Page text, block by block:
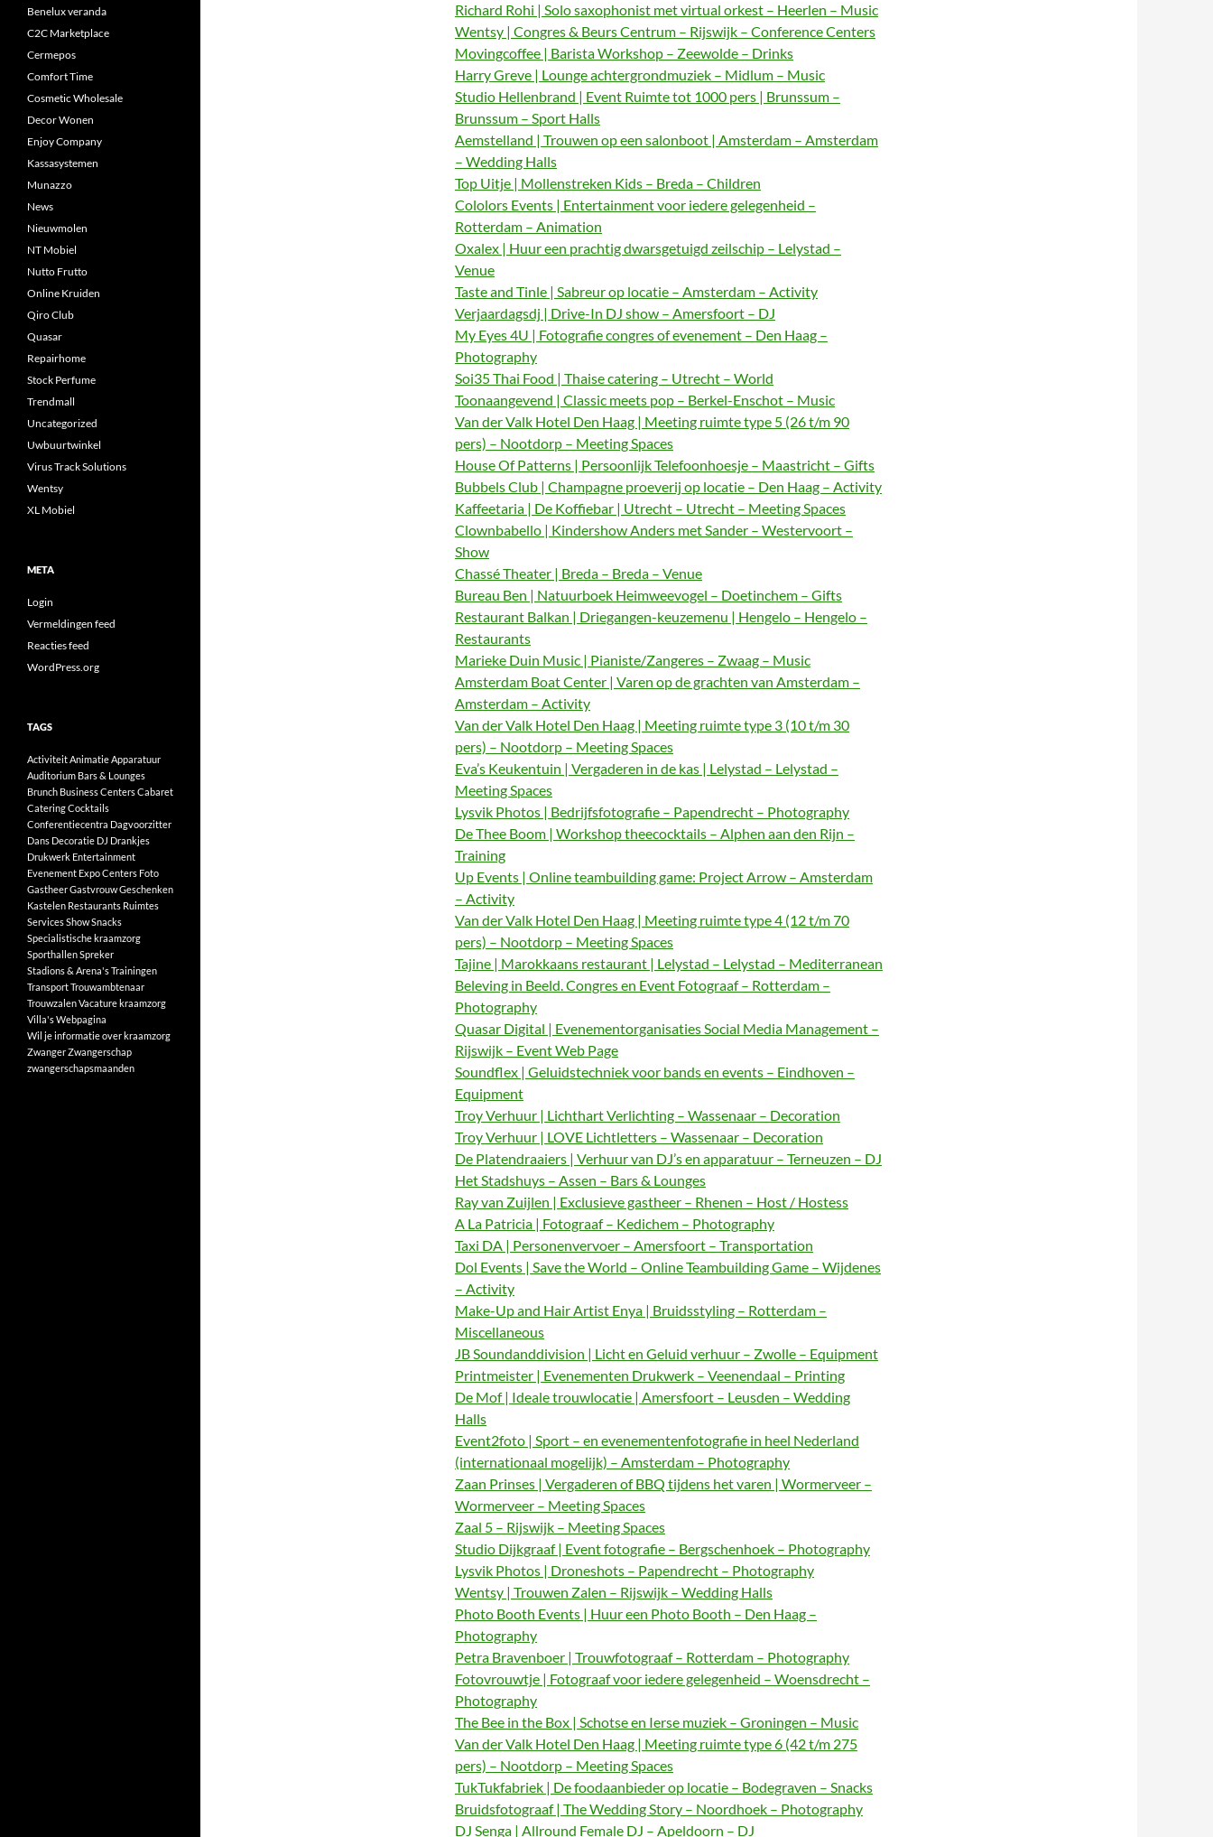
Richard Rohi | Solo saxophonist met virtual orkest – Heerlen – Music
Wentsy | Congres & Beurs Centrum – Rijswijk – Conference Centers
Movingcoffee | Barista Workshop – Zeewolde – Drinks
Harry Greve | Lounge achtergrondmuziek – Midlum – Music
Studio Hellenbrand | Event Ruimte tot 1000 pers | Brunssum –
Brunssum – Sport Halls
Aemstelland | Trouwen op een salonboot | Amsterdam – Amsterdam
– Wedding Halls
Top Uitje | Mollenstreken Kids – Breda – Children
Cololors Events | Entertainment voor iedere gelegenheid –
Rotterdam – Animation
Oxalex | Huur een prachtig dwarsgetuigd zeilschip – Lelystad –
Venue
Taste and Tinle | Sabreur op locatie – Amsterdam – Activity
Verjaardagsdj | Drive-In DJ show – Amersfoort – DJ
My Eyes 4U | Fotografie congres of evenement – Den Haag –
Photography
Soi35 Thai Food | Thaise catering – Utrecht – World
Toonaangevend | Classic meets pop – Berkel-Enschot – Music
Van der Valk Hotel Den Haag | Meeting ruimte type 5 (26 t/m 90
pers) – Nootdorp – Meeting Spaces
House Of Patterns | Persoonlijk Telefoonhoesje – Maastricht – Gifts
Bubbels Club | Champagne proeverij op locatie – Den Haag – Activity
Kaffeetaria | De Koffiebar | Utrecht – Utrecht – Meeting Spaces
Clownbabello | Kindershow Anders met Sander – Westervoort –
Show
Chassé Theater | Breda – Breda – Venue
Bureau Ben | Natuurboek Heimweevogel – Doetinchem – Gifts
Restaurant Balkan | Driegangen-keuzemenu | Hengelo – Hengelo –
Restaurants
Marieke Duin Music | Pianiste/Zangeres – Zwaag – Music
Amsterdam Boat Center | Varen op de grachten van Amsterdam –
Amsterdam – Activity
Van der Valk Hotel Den Haag | Meeting ruimte type 3 (10 t/m 30
pers) – Nootdorp – Meeting Spaces
Eva’s Keukentuin | Vergaderen in de kas | Lelystad – Lelystad –
Meeting Spaces
Lysvik Photos | Bedrijfsfotografie – Papendrecht – Photography
De Thee Boom | Workshop theecocktails – Alphen aan den Rijn –
Training
Up Events | Online teambuilding game: Project Arrow – Amsterdam
– Activity
Van der Valk Hotel Den Haag | Meeting ruimte type 4 (12 t/m 70
pers) – Nootdorp – Meeting Spaces
Tajine | Marokkaans restaurant | Lelystad – Lelystad – Mediterranean
Beleving in Beeld. Congres en Event Fotograaf – Rotterdam –
Photography
Quasar Digital | Evenementorganisaties Social Media Management –
Rijswijk – Event Web Page
Soundflex | Geluidstechniek voor bands en events – Eindhoven –
Equipment
Troy Verhuur | Lichthart Verlichting – Wassenaar – Decoration
Troy Verhuur | LOVE Lichtletters – Wassenaar – Decoration
De Platendraaiers | Verhuur van DJ’s en apparatuur – Terneuzen – DJ
Het Stadshuys – Assen – Bars & Lounges
Ray van Zuijlen | Exclusieve gastheer – Rhenen – Host / Hostess
A La Patricia | Fotograaf – Kedichem – Photography
Taxi DA | Personenvervoer – Amersfoort – Transportation
Dol Events | Save the World – Online Teambuilding Game – Wijdenes
– Activity
Make-Up and Hair Artist Enya | Bruidsstyling – Rotterdam –
Miscellaneous
JB Soundanddivision | Licht en Geluid verhuur – Zwolle – Equipment
Printmeister | Evenementen Drukwerk – Veenendaal – Printing
De Mof | Ideale trouwlocatie | Amersfoort – Leusden – Wedding
Halls
Event2foto | Sport – en evenementenfotografie in heel Nederland
(internationaal mogelijk) – Amsterdam – Photography
Zaan Prinses | Vergaderen of BBQ tijdens het varen | Wormerveer –
Wormerveer – Meeting Spaces
Zaal 5 – Rijswijk – Meeting Spaces
Studio Dijkgraaf | Event fotografie – Bergschenhoek – Photography
Lysvik Photos | Droneshots – Papendrecht – Photography
Wentsy | Trouwen Zalen – Rijswijk – Wedding Halls
Photo Booth Events | Huur een Photo Booth – Den Haag –
Photography
Petra Bravenboer | Trouwfotograaf – Rotterdam – Photography
Fotovrouwtje | Fotograaf voor iedere gelegenheid – Woensdrecht –
Photography
The Bee in the Box | Schotse en Ierse muziek – Groningen – Music
Van der Valk Hotel Den Haag | Meeting ruimte type 6 (42 t/m 275
pers) – Nootdorp – Meeting Spaces
TukTukfabriek | De foodaanbieder op locatie – Bodegraven – Snacks
Bruidsfotograaf | The Wedding Story – Noordhoek – Photography
DJ Senga | Allround Female DJ – Apeldoorn – DJ
Benelux veranda
C2C Marketplace
Cermepos
Comfort Time
Cosmetic Wholesale
Decor Wonen
Enjoy Company
Kassasystemen
Munazzo
News
Nieuwmolen
NT Mobiel
Nutto Frutto
Online Kruiden
Qiro Club
Quasar
Repairhome
Stock Perfume
Trendmall
Uncategorized
Uwbuurtwinkel
Virus Track Solutions
Wentsy
XL Mobiel
META
Login
Vermeldingen feed
Reacties feed
WordPress.org
TAGS
ActiviteitAnimatieApparatuur
Auditorium Bars & Lounges
Brunch Business CentersCabaret
CateringCocktails
Conferentiecentra Dagvoorzitter
Dans Decoratie DJ Drankjes
Drukwerk Entertainment
Evenement Expo Centers Foto
GastheerGastvrouwGeschenken
Kastelen Restaurants Ruimtes
ServicesShowSnacks
Specialistische kraamzorg
SporthallenSpreker
Stadions & Arena'sTrainingen
TransportTrouwambtenaar
TrouwzalenVacature kraamzorg
Villa'sWebpagina
Wil je informatie over kraamzorg
ZwangerZwangerschap
zwangerschapsmaanden